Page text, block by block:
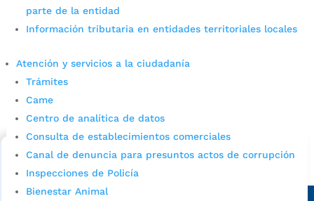
parte de la entidad
Información tributaria en entidades territoriales locales
Atención y servicios a la ciudadanía
Trámites
Came
Centro de analítica de datos
Consulta de establecimientos comerciales
Canal de denuncia para presuntos actos de corrupción
Inspecciones de Policía
Bienestar Animal
Cupos Escolares Bucaramanga 2022
Consulta aqui los pasos para inscribirse y solicitar un
cupo escolar en los colegios oficiales de
Bucaramanga.
Alcaldía de Bucaramanga
Sede principal